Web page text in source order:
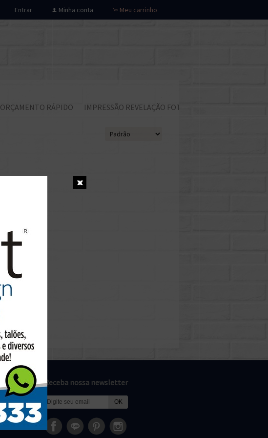
Entrar f Minha conta . Meu carrinho
ORÇAMENTO RÁPIDO IMPRESSÃO REVELAÇÃO FOTOS
Receba nossa newsletter